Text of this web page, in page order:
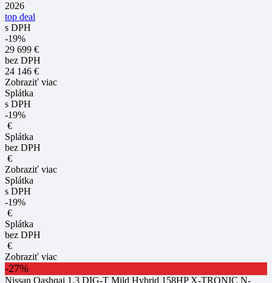
2026
top deal
s DPH
-19%
29 699 €
bez DPH
24 146 €
Zobraziť viac
Splátka
s DPH
-19%
€
Splátka
bez DPH
€
Zobraziť viac
Splátka
s DPH
-19%
€
Splátka
bez DPH
€
Zobraziť viac
-27%
Nissan Qashqai 1.3 DIG-T Mild Hybrid 158HP X-TRONIC N-